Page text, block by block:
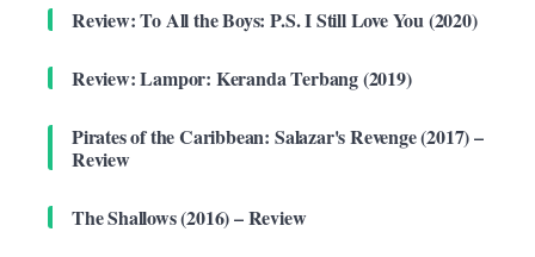
Review: To All the Boys: P.S. I Still Love You (2020)
Review: Lampor: Keranda Terbang (2019)
Pirates of the Caribbean: Salazar's Revenge (2017) –
Review
The Shallows (2016) – Review